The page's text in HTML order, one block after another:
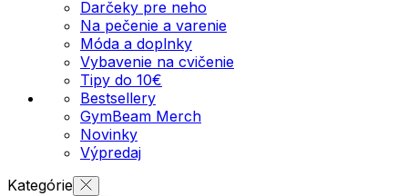
Darčeky pre neho
Na pečenie a varenie
Móda a doplnky
Vybavenie na cvičenie
Tipy do 10€
Bestsellery
GymBeam Merch
Novinky
Výpredaj
Kategórie